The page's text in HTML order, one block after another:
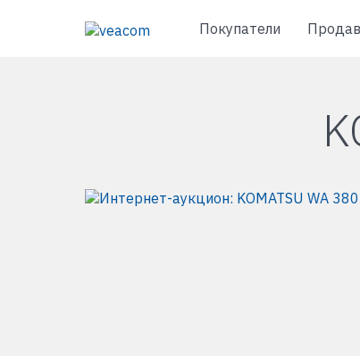
Покупатели